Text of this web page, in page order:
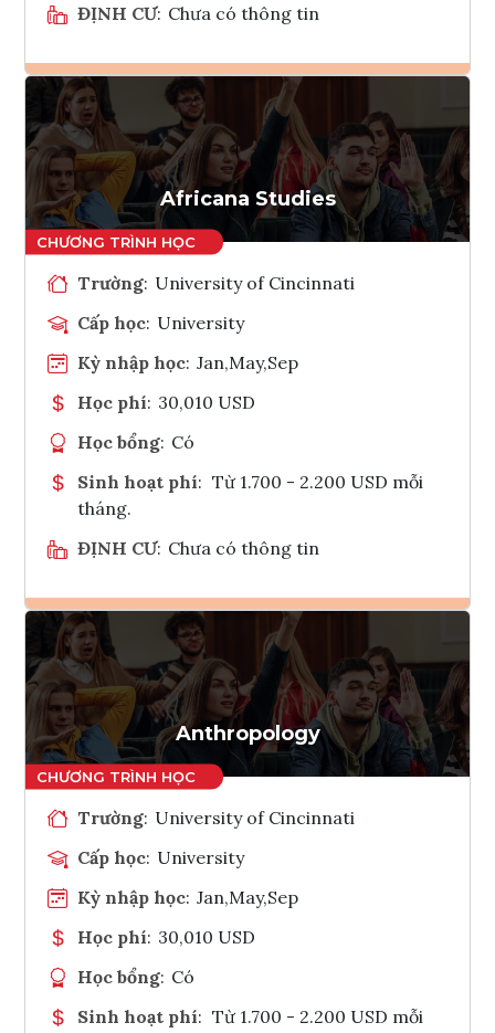
ĐỊNH CƯ: Chưa có thông tin
Ghi danh
Tham vấn Interlink
Africana Studies
Trường: University of Cincinnati
Cấp học: University
Kỳ nhập học: Jan,May,Sep
Học phí: 30,010 USD
Học bổng: Có
Sinh hoạt phí: Từ 1.700 - 2.200 USD mỗi
tháng.
ĐỊNH CƯ: Chưa có thông tin
Ghi danh
Tham vấn Interlink
Anthropology
Trường: University of Cincinnati
Cấp học: University
Kỳ nhập học: Jan,May,Sep
Học phí: 30,010 USD
Học bổng: Có
Sinh hoạt phí: Từ 1.700 - 2.200 USD mỗi